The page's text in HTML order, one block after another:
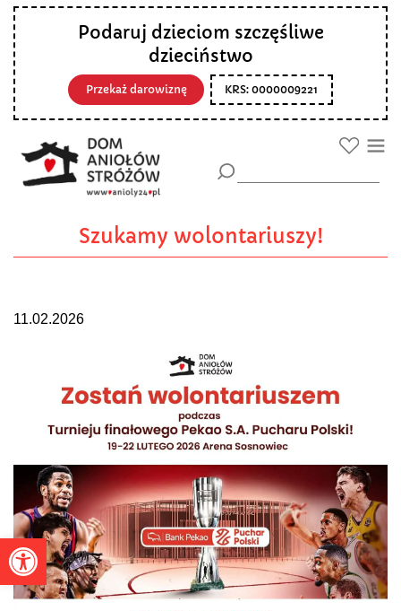
Otwórz pasek narzędzi
Podaruj dzieciom szczęśliwe
dzieciństwo
Przekaż darowiznę KRS: 0000009221
Szukamy wolontariuszy!
11.02.2026